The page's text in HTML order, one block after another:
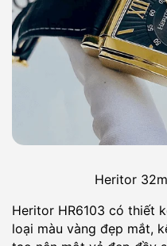
Heritor
Heritor HR6103 có thiết
loại màu vàng đẹp mắt,